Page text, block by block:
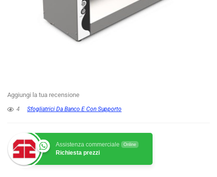
Aggiungi la tua recensione
4 Sfogliatrici Da Banco E Con Supporto
Assistenza commerciale Online
Richiesta prezzi